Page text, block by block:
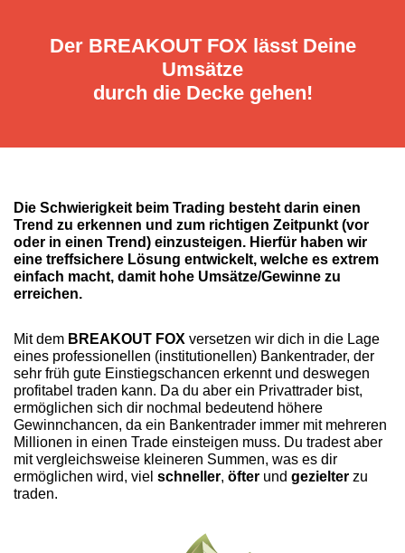
Der BREAKOUT FOX lässt Deine
Umsätze
durch die Decke gehen!
Die Schwierigkeit beim Trading besteht darin einen
Trend zu erkennen und zum richtigen Zeitpunkt (vor
oder in einen Trend) einzusteigen. Hierfür haben wir
eine treffsichere Lösung entwickelt, welche es extrem
einfach macht, damit hohe Umsätze/Gewinne zu
erreichen.
Mit dem BREAKOUT FOX versetzen wir dich in die Lage
eines professionellen (institutionellen) Bankentrader, der
sehr früh gute Einstiegschancen erkennt und deswegen
profitabel traden kann. Da du aber ein Privattrader bist,
ermöglichen sich dir nochmal bedeutend höhere
Gewinnchancen, da ein Bankentrader immer mit mehreren
Millionen in einen Trade einsteigen muss. Du tradest aber
mit vergleichsweise kleineren Summen, was es dir
ermöglichen wird, viel schneller, öfter und gezielter zu
traden.